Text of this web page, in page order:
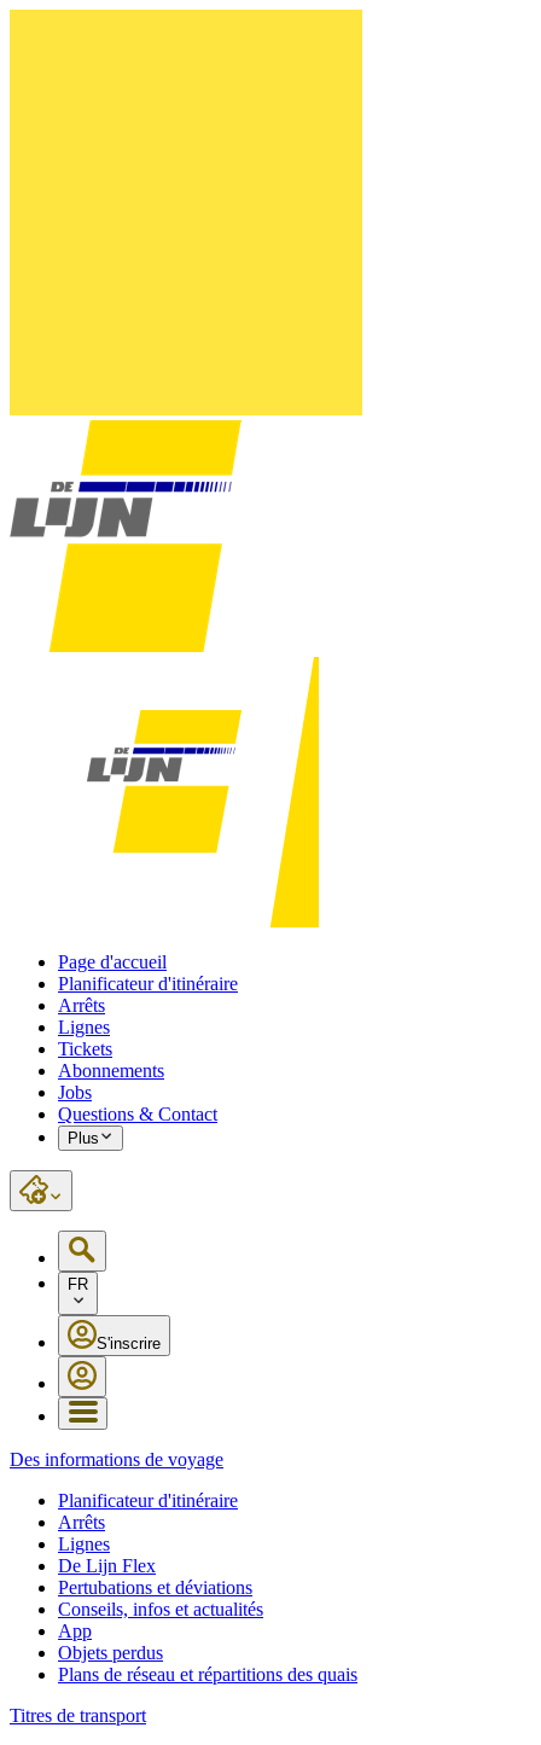
Page d'accueil
Planificateur d'itinéraire
Arrêts
Lignes
Tickets
Abonnements
Jobs
Questions & Contact
Plus
FR
S'inscrire
Des informations de voyage
Planificateur d'itinéraire
Arrêts
Lignes
De Lijn Flex
Pertubations et déviations
Conseils, infos et actualités
App
Objets perdus
Plans de réseau et répartitions des quais
Titres de transport